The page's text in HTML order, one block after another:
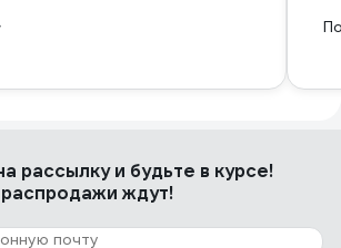
рассылкуи будьте в курсе!
ждут!